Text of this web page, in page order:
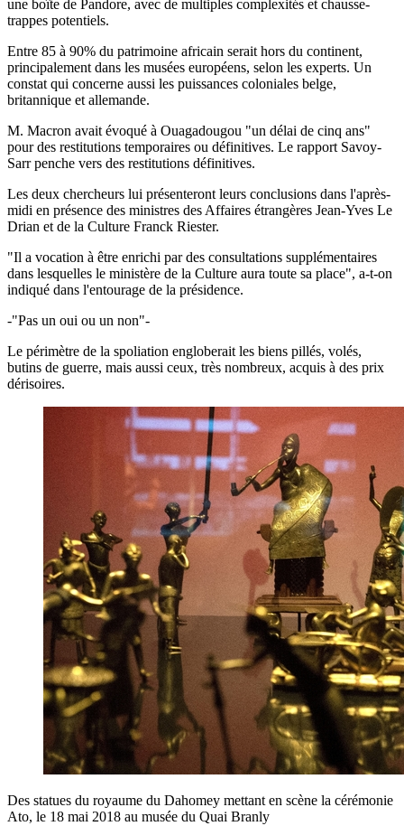
une boîte de Pandore, avec de multiples complexités et chausse-
trappes potentiels.
Entre 85 à 90% du patrimoine africain serait hors du continent,
principalement dans les musées européens, selon les experts. Un
constat qui concerne aussi les puissances coloniales belge,
britannique et allemande.
M. Macron avait évoqué à Ouagadougou "un délai de cinq ans"
pour des restitutions temporaires ou définitives. Le rapport Savoy-
Sarr penche vers des restitutions définitives.
Les deux chercheurs lui présenteront leurs conclusions dans l'après-
midi en présence des ministres des Affaires étrangères Jean-Yves Le
Drian et de la Culture Franck Riester.
"Il a vocation à être enrichi par des consultations supplémentaires
dans lesquelles le ministère de la Culture aura toute sa place", a-t-on
indiqué dans l'entourage de la présidence.
-"Pas un oui ou un non"-
Le périmètre de la spoliation engloberait les biens pillés, volés,
butins de guerre, mais aussi ceux, très nombreux, acquis à des prix
dérisoires.
Des statues du royaume du Dahomey mettant en scène la cérémonie
Ato, le 18 mai 2018 au musée du Quai Branly